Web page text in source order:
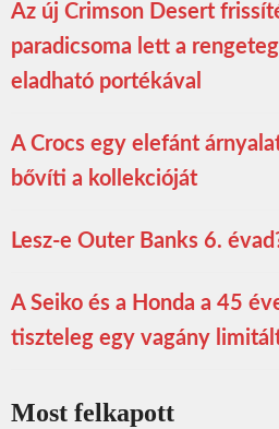
Az új Crimson Desert
paradicsoma lett a
eladható portékával
A Crocs egy elefánt
bővíti a kollekcióját
Lesz-e Outer Banks 6.
A Seiko és a Honda a 45
tiszteleg egy vagány
Most felkapott